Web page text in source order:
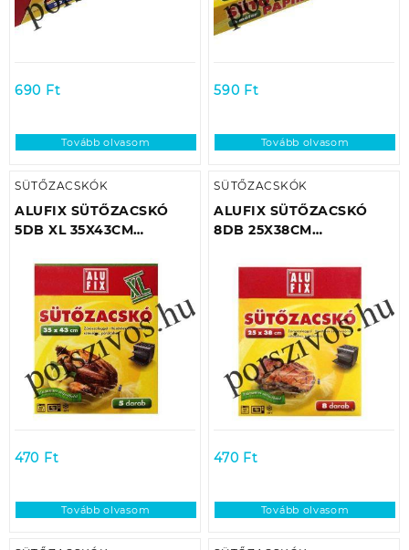
690 Ft
Tovább olvasom
590 Ft
Tovább olvasom
SÜTŐZACSKÓK
ALUFIX SÜTŐZACSKÓ
5DB XL 35X43CM
MIKROSÜTŐBE-SÜTŐBEN
IS HASZNÁLHATÓ
470 Ft
Tovább olvasom
SÜTŐZACSKÓK
ALUFIX SÜTŐZACSKÓ
8DB 25X38CM
MIKROSÜTŐBE-SÜTŐBEN
IS HASZNÁLHATÓ
470 Ft
Tovább olvasom